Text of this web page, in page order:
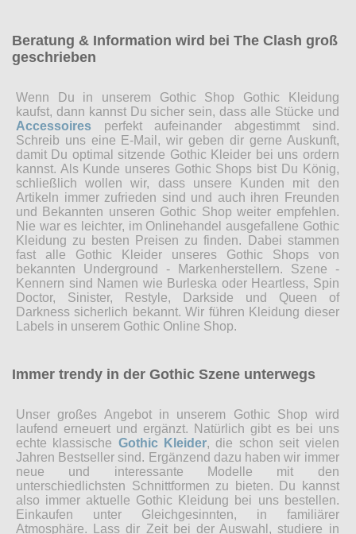
Beratung & Information wird bei The Clash groß
geschrieben
Wenn Du in unserem Gothic Shop Gothic Kleidung
kaufst, dann kannst Du sicher sein, dass alle Stücke und
Accessoires perfekt aufeinander abgestimmt sind.
Schreib uns eine E-Mail, wir geben dir gerne Auskunft,
damit Du optimal sitzende Gothic Kleider bei uns ordern
kannst. Als Kunde unseres Gothic Shops bist Du König,
schließlich wollen wir, dass unsere Kunden mit den
Artikeln immer zufrieden sind und auch ihren Freunden
und Bekannten unseren Gothic Shop weiter empfehlen.
Nie war es leichter, im Onlinehandel ausgefallene Gothic
Kleidung zu besten Preisen zu finden. Dabei stammen
fast alle Gothic Kleider unseres Gothic Shops von
bekannten Underground - Markenherstellern. Szene -
Kennern sind Namen wie Burleska oder Heartless, Spin
Doctor, Sinister, Restyle, Darkside und Queen of
Darkness sicherlich bekannt. Wir führen Kleidung dieser
Labels in unserem Gothic Online Shop.
Immer trendy in der Gothic Szene unterwegs
Unser großes Angebot in unserem Gothic Shop wird
laufend erneuert und ergänzt. Natürlich gibt es bei uns
echte klassische Gothic Kleider, die schon seit vielen
Jahren Bestseller sind. Ergänzend dazu haben wir immer
neue und interessante Modelle mit den
unterschiedlichsten Schnittformen zu bieten. Du kannst
also immer aktuelle Gothic Kleidung bei uns bestellen.
Einkaufen unter Gleichgesinnten, in familiärer
Atmosphäre. Lass dir Zeit bei der Auswahl, studiere in